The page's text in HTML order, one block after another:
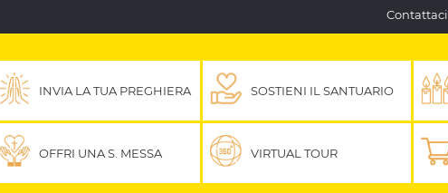
Contattaci
INVIA LA TUA PREGHIERA SOSTIENI IL SANTUARIO
OFFRI UNA S. MESSA VIRTUAL TOUR